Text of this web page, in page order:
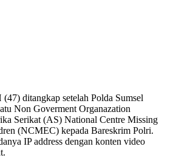
ditangkap setelah Polda Sumsel
Non Goverment Organazation
Serikat (AS) National Centre Missing
(NCMEC) kepada Bareskrim Polri.
IP address dengan konten video